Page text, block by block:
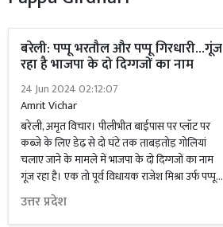
बरेली: पप्पू भरतौल और पप्पू गिरधारी...गूंज
रहा है भाजपा के दो दिग्गजों का नाम
24 Jun 2024 02:12:07
Amrit Vichar
बरेली, अमृत विचार। पीलीभीत बाईपास पर प्लॉट पर
कब्जे के लिए डेढ़ से दो घंटे तक ताबड़तोड़ गोलियां
चलाए जाने के मामले में भाजपा के दो दिग्गजों का नाम
गूंज रहा है। एक तो पूर्व विधायक राजेश मिश्रा उर्फ पप्पू...
उत्तर प्रदेश